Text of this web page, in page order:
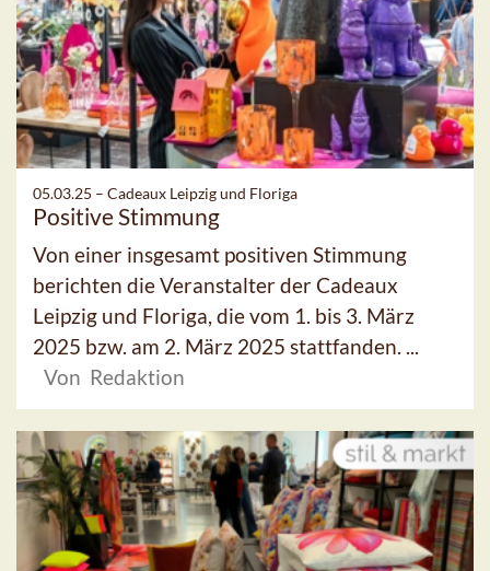
05.03.25 – Cadeaux Leipzig und Floriga
Positive Stimmung
Von einer insgesamt positiven Stimmung
berichten die Veranstalter der Cadeaux
Leipzig und Floriga, die vom 1. bis 3. März
2025 bzw. am 2. März 2025 stattfanden. ...
Von Redaktion